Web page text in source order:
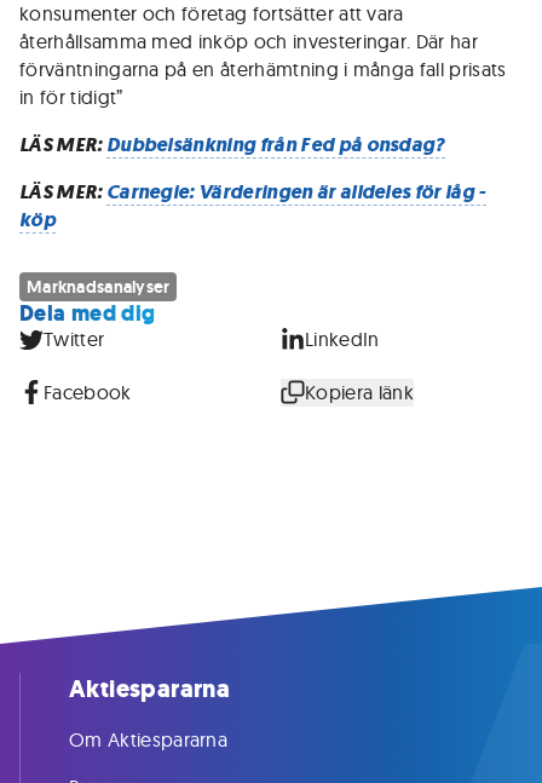
konsumenter och företag fortsätter att vara
återhållsamma med inköp och investeringar. Där har
förväntningarna på en återhämtning i många fall prisats
in för tidigt”
LÄS MER:Dubbelsänkning från Fed på onsdag?
LÄS MER:Carnegie: Värderingen är alldeles för låg -
köp
Marknadsanalyser
Dela med dig
Twitter LinkedIn
Facebook Kopiera länk
Aktiespararna
Om Aktiespararna